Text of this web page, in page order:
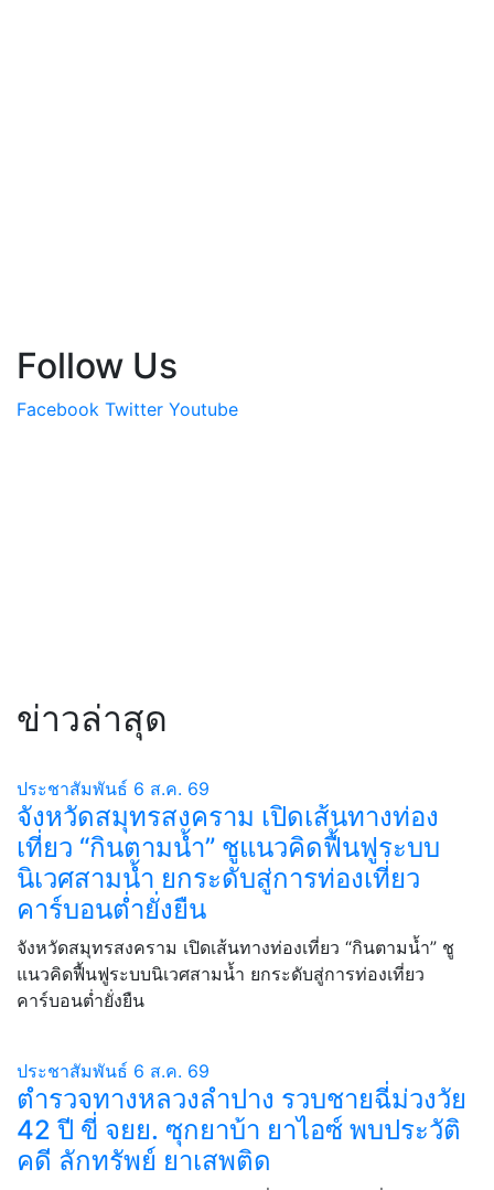
Follow Us
Facebook Twitter Youtube
ข่าวล่าสุด
ประชาสัมพันธ์ 6 ส.ค. 69
จังหวัดสมุทรสงคราม เปิดเส้นทางท่อง
เที่ยว “กินตามน้ำ” ชูแนวคิดฟื้นฟูระบบ
นิเวศสามน้ำ ยกระดับสู่การท่องเที่ยว
คาร์บอนต่ำยั่งยืน
จังหวัดสมุทรสงคราม เปิดเส้นทางท่องเที่ยว “กินตามน้ำ” ชู
แนวคิดฟื้นฟูระบบนิเวศสามน้ำ ยกระดับสู่การท่องเที่ยว
คาร์บอนต่ำยั่งยืน
ประชาสัมพันธ์ 6 ส.ค. 69
ตำรวจทางหลวงลำปาง รวบชายฉี่ม่วงวัย
42 ปี ขี่ จยย. ซุกยาบ้า ยาไอซ์ พบประวัติ
คดี ลักทรัพย์ ยาเสพติด